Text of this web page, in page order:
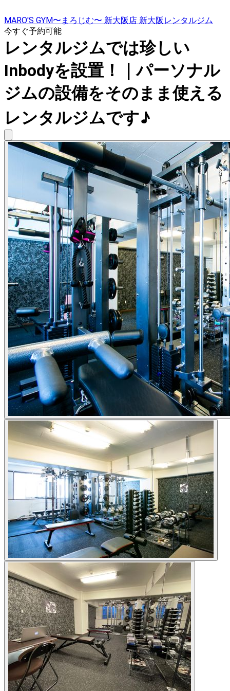
MARO'S GYM〜まろじむ〜 新大阪店 新大阪レンタルジム
今すぐ予約可能
レンタルジムでは珍しい
Inbodyを設置！｜パーソナル
ジムの設備をそのまま使える
レンタルジムです♪